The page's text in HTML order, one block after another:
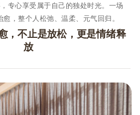
专心享受属于自己的独处时光。一场
，整个人松弛、温柔、元气回归。
，不止是放松，更是情绪释
放